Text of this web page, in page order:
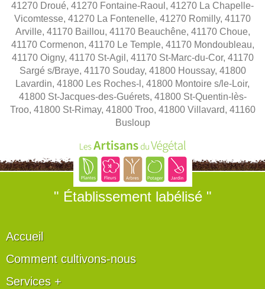
41270 Droué, 41270 Fontaine-Raoul, 41270 La Chapelle-
Vicomtesse, 41270 La Fontenelle, 41270 Romilly, 41170
Arville, 41170 Baillou, 41170 Beauchêne, 41170 Choue,
41170 Cormenon, 41170 Le Temple, 41170 Mondoubleau,
41170 Oigny, 41170 St-Agil, 41170 St-Marc-du-Cor, 41170
Sargé s/Braye, 41170 Souday, 41800 Houssay, 41800
Lavardin, 41800 Les Roches-l, 41800 Montoire s/le-Loir,
41800 St-Jacques-des-Guérets, 41800 St-Quentin-lès-
Troo, 41800 St-Rimay, 41800 Troo, 41800 Villavard, 41160
Busloup
" Établissement labélisé "
Accueil
Comment cultivons-nous
Services +